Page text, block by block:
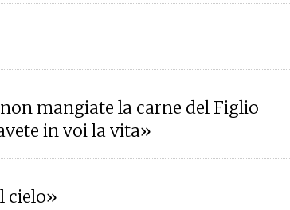
mangiate la carne del Figlio
in voi la vita»
cielo»